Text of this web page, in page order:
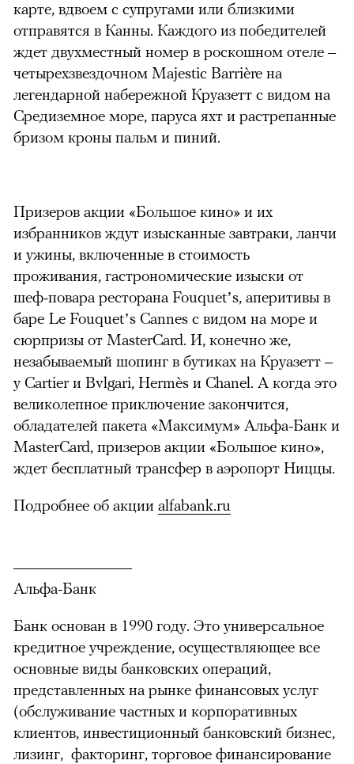
карте, вдвоем с супругами или близкими
отправятся в Канны. Каждого из победителей
ждет двухместный номер в роскошном отеле –
четырехзвездочном Majestic Barrière на
легендарной набережной Круазетт с видом на
Средиземное море, паруса яхт и растрепанные
бризом кроны пальм и пиний.
Призеров акции «Большое кино» и их
избранников ждут изысканные завтраки, ланчи
и ужины, включенные в стоимость
проживания, гастрономические изыски от
шеф-повара ресторана Fouquet’s, аперитивы в
баре Le Fouquet’s Cannes с видом на море и
сюрпризы от MasterCard. И, конечно же,
незабываемый шопинг в бутиках на Круазетт –
у Cartier и Bvlgari, Hermès и Chanel. А когда это
великолепное приключение закончится,
обладателей пакета «Максимум» Альфа-Банк и
MasterCard, призеров акции «Большое кино»,
ждет бесплатный трансфер в аэропорт Ниццы.
Подробнее об акции alfabank.ru
Альфа-Банк
Банк основан в 1990 году. Это универсальное
кредитное учреждение, осуществляющее все
основные виды банковских операций,
представленных на рынке финансовых услуг
(обслуживание частных и корпоративных
клиентов, инвестиционный банковский бизнес,
лизинг, факторинг, торговое финансирование